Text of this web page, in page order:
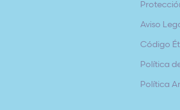
Aviso
Código
Política
Política